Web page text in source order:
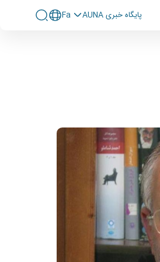
پايگاه خبری AUNA Fa